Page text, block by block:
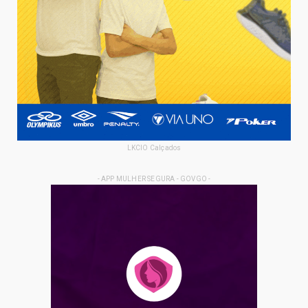
LKCIO Calçados
- APP MULHER SEGURA - GOVGO -